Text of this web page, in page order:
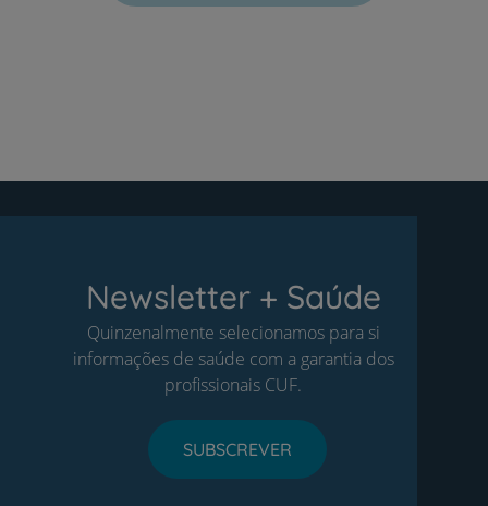
Newsletter + Saúde
Quinzenalmente selecionamos para si
informações de saúde com a garantia dos
profissionais CUF.
SUBSCREVER